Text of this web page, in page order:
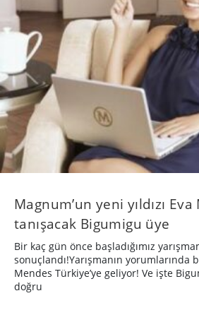
Magnum’un yeni yıldızı
tanışacak Bigumigu üye
Bir kaç gün önce başladığımız
sonuçlandı!Yarışmanın yorumlarında
Mendes Türkiye’ye geliyor! Ve işte
doğru